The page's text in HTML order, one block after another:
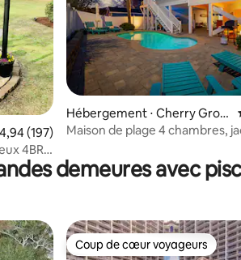
: 4,99 sur 5
moyenne sur la base de 197
4,94 (197)
4BR
Hébergement ⋅ Cherry Grov
e Beach
Maison de plage 4 chambres,
demeures avec
Coup de cœur voyageurs
Coup de cœur voyageurs